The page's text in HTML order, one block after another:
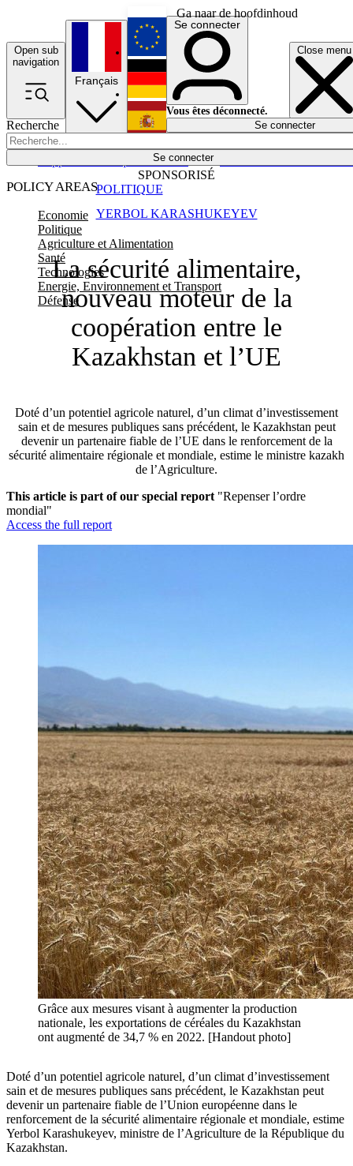
Ga naar de hoofdinhoud
Open sub
navigation
Close menu
Recherche
Se connecter
POLICY AREAS
Economie
Politique
Agriculture et Alimentation
Santé
Technologies
Energie, Environnement et Transport
Défense
Économie
Français
English
Deutsch
Español
Se connecter
Vous êtes déconnecté.
Se connecter
La sécurité alimentaire,
nouveau moteur de la
coopération entre le
Kazakhstan et l’UE
Doté d’un potentiel agricole naturel, d’un climat d’investissement
sain et de mesures publiques sans précédent, le Kazakhstan peut
devenir un partenaire fiable de l’UE dans le renforcement de la
sécurité alimentaire régionale et mondiale, estime le ministre kazakh
de l’Agriculture.
SPONSORISÉ
YERBOL KARASHUKEYEV
POLITIQUE
This article is part of our special report "Repenser l’ordre
mondial"
Access the full report
Grâce aux mesures visant à augmenter la production
nationale, les exportations de céréales du Kazakhstan
ont augmenté de 34,7 % en 2022. [Handout photo]
Doté d’un potentiel agricole naturel, d’un climat d’investissement
sain et de mesures publiques sans précédent, le Kazakhstan peut
devenir un partenaire fiable de l’Union européenne dans le
renforcement de la sécurité alimentaire régionale et mondiale, estime
Yerbol Karashukeyev, ministre de l’Agriculture de la République du
Kazakhstan.